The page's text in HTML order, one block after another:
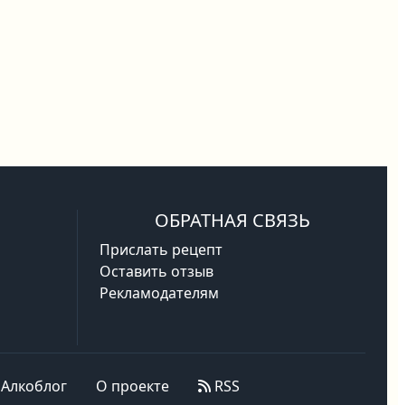
ОБРАТНАЯ СВЯЗЬ
Прислать рецепт
Оставить отзыв
Рекламодателям
Алкоблог О проекте RSS